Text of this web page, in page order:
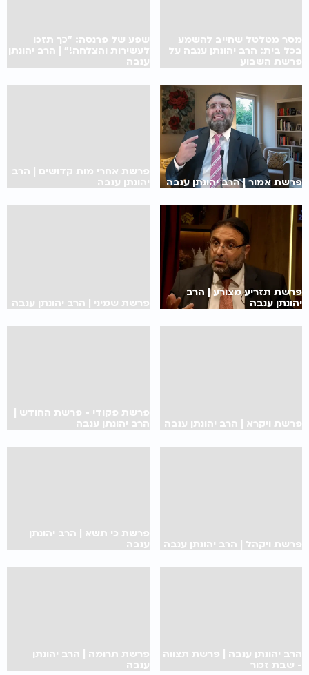
מסר מטלטל שחייב להשמע
בכל בית: הרב יהונתן ענבה על
פרשת השבוע
שפע של פרנסה: "כך תזכו
לעשירות והצלחה!" | הרב יהונתן
ענבה
פרשת אמור | הרב יהונתן ענבה
פרשת אחרי מות קדושים | הרב
יהונתן ענבה
פרשת תזריע מצורע | הרב
יהונתן ענבה
פרשת שמיני | הרב יהונתן ענבה
פרשת ויקרא | הרב יהונתן ענבה
פרשת פקודי - פרשת החודש |
הרב יהונתן ענבה
פרשת ויקהל | הרב יהונתן ענבה
פרשת כי תשא | הרב יהונתן
ענבה
הרב יהונתן ענבה | פרשת תצווה
- שבת זכור
פרשת תרומה | הרב יהונתן
ענבה